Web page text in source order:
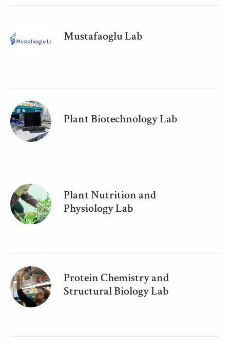
Mustafaoglu Lab
Plant Biotechnology Lab
Plant Nutrition and
Physiology Lab
Protein Chemistry and
Structural Biology Lab